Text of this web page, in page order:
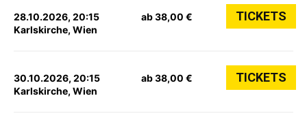
28.10.2026, 20:15
Karlskirche, Wien
ab 38,00 € TICKETS
30.10.2026, 20:15
Karlskirche, Wien
ab 38,00 € TICKETS